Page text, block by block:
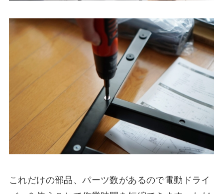
これだけの部品、パーツ数があるので電動ドライ